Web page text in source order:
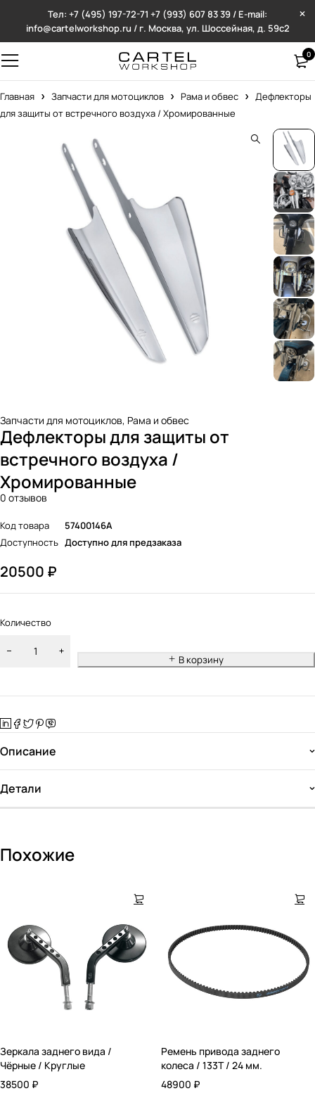
Тел: +7 (495) 197-72-71 +7 (993) 607 83 39 / E-mail:
info@cartelworkshop.ru / г. Москва, ул. Шоссейная, д. 59с2
0
Главная Запчасти для мотоциклов Рама и обвес
Дефлекторы
для защиты от встречного воздуха / Хромированные
Запчасти для мотоциклов, Рама и обвес
Дефлекторы для защиты от
встречного воздуха /
Хромированные
0 отзывов
Код товара
57400146A
Доступность Доступно для предзаказа
20500 ₽
Количество
В корзину
Описание
Детали
Похожие
Зеркала заднего вида /
Чёрные / Круглые
38500 ₽
Ремень привода заднего
колеса / 133T / 24 мм.
48900 ₽